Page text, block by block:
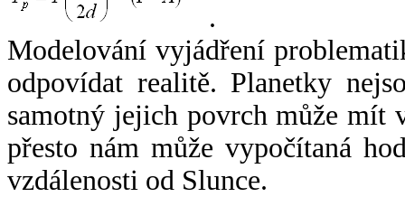
.
Modelování vyjádření
odpovídat realitě. Planetky
samotný jejich povrch může mít
přesto nám může vypočítaná
vzdálenosti od Slunce.